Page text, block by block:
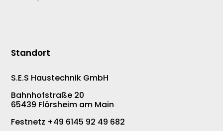
Standort
S.E.S Haustechnik GmbH
Bahnhofstraße 20
65439 Flörsheim am Main
Festnetz +49 6145 92 49 682